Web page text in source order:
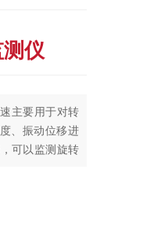
仪
主要用于对转
、振动位移进
可以监测旋转
电流输出，可
以提示现场操
行